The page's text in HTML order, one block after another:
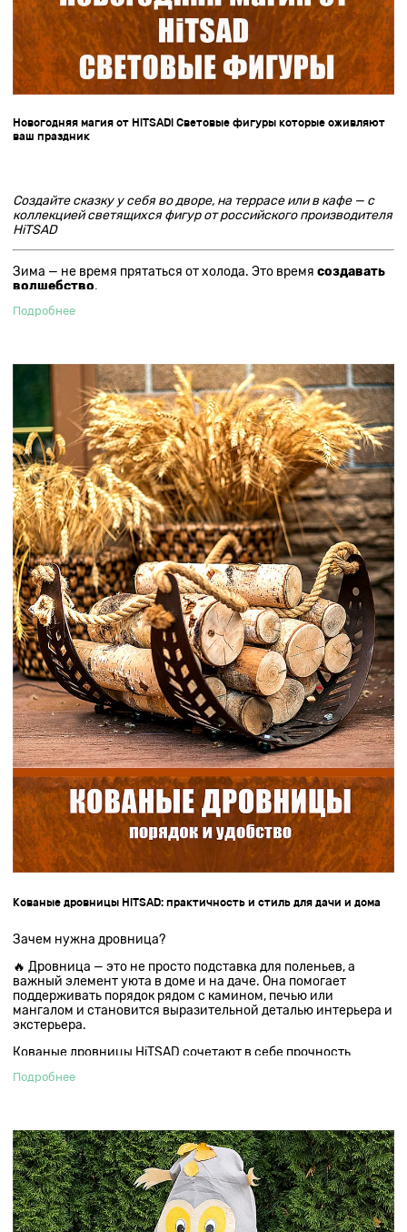
Новогодняя магия от HiTSAD! Световые фигуры которые оживляют
ваш праздник
Создайте сказку у себя во дворе, на террасе или в кафе — с
коллекцией светящихся фигур от российского производителя
HiTSAD
Зима — не время прятаться от холода. Это времясоздавать
волшебство.
которую мы строим сами: гирлянды, ёлки, снежинки,
Компания
HiTSADпредставляет коллекциюсветящихся
фигур премиум-класса— прочных, ярких, стильных и
созданных специально для российской зимы.
Подробнее
Кованые дровницы HiTSAD: практичность и стиль для дачи и дома
Зачем нужна дровница?
🔥 Дровница — это не просто подставка для поленьев, а
важный элемент уюта в доме и на даче. Она помогает
поддерживать порядок рядом с камином, печью или
мангалом и становится выразительной деталью интерьера и
экстерьера.
Кованые дровницы HiTSAD сочетают в себе прочность
ручной ковки.
Подробнее